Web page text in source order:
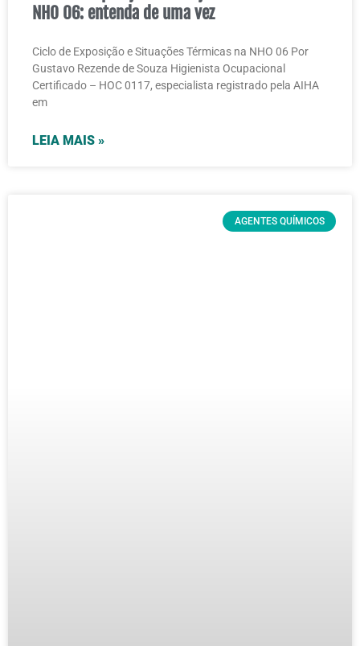
NHO 06: entenda de uma vez
Ciclo de Exposição e Situações Térmicas na NHO 06 Por
Gustavo Rezende de Souza Higienista Ocupacional
Certificado – HOC 0117, especialista registrado pela AIHA
em
LEIA MAIS »
AGENTES QUÍMICOS